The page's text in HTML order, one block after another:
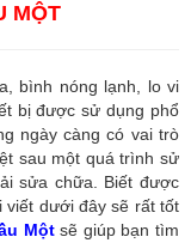
MỘT
bình nóng lạnh, lo vi
bị được sử dụng phổ
ngày càng có vai trò
sau một quá trình sử
sửa chữa. Biết được
viết dưới đây sẽ rất tốt
Một sẽ giúp bạn tìm